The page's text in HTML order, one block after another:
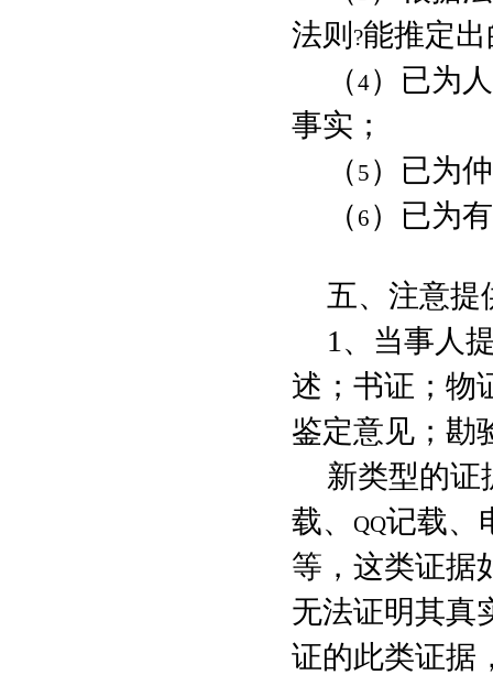
法则 ?能推定
（4）已为
事实；
（ 5 ）已为
（ 6 ）已为
五、注意提
1 、当事人
述；书证；物
鉴定意见；勘
新类型的证
载、
QQ记载、
等，这类证据
无法证明其真
证的此类证据